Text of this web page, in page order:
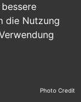
die Nutzung
Photo Credit